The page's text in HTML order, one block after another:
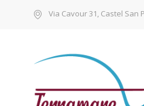
Via Cavour 31, Castel San